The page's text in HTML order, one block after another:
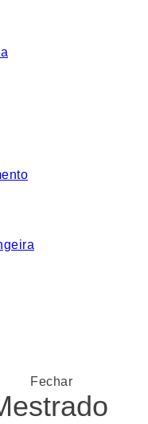
Fechar